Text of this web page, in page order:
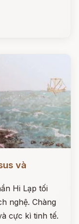
và
Hi Lạp tối
nghệ. Chàng
cực kì tinh tế.